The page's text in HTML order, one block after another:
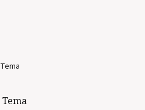
Tema
Tema